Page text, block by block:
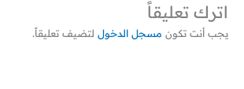
اترك تعليقاً
يجب أنت تكون مسجل الدخول لتضيف تعليقاً.